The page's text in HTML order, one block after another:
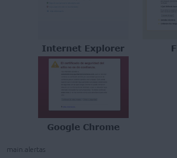
main.alertas